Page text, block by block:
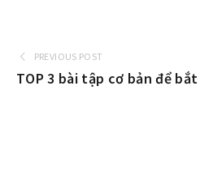
PREVIOUS POST
TOP 3 bài tập cơ bản để